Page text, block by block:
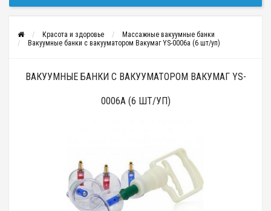
Красота и здоровье
Массажные вакуумные банки
Вакуумные банки с вакууматором Вакумаг YS-0006a (6 шт/уп)
ВАКУУМНЫЕ БАНКИ С ВАКУУМАТОРОМ ВАКУМАГ YS-
0006A (6 ШТ/УП)